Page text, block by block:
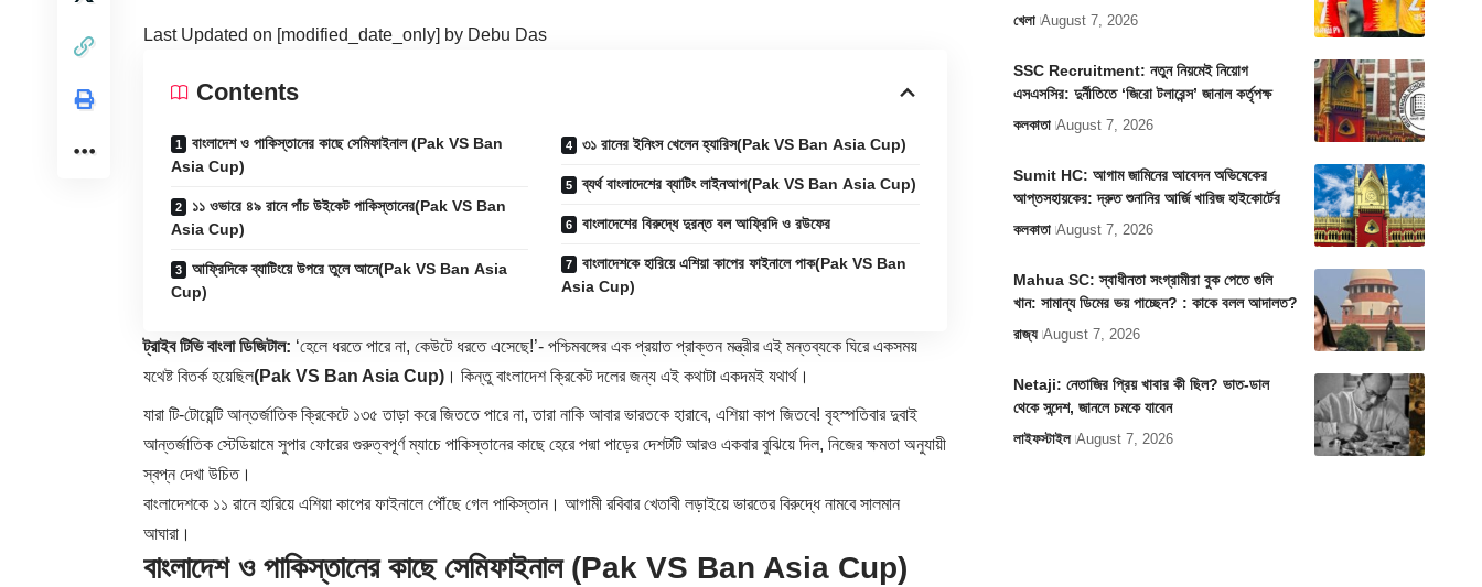
Last Updated on [modified_date_only] by Debu Das
Contents
বাংলাদেশ ও পাকিস্তানের কাছে সেমিফাইনাল (Pak VS Ban
Asia Cup)
১১ ওভারে ৪৯ রানে পাঁচ উইকেট পাকিস্তানের(Pak VS Ban
Asia Cup)
আফ্রিদিকে ব্যাটিংয়ে উপরে তুলে আনে(Pak VS Ban Asia
Cup)
৩১ রানের ইনিংস খেলেন হ্যারিস(Pak VS Ban Asia Cup)
ব্যর্থ বাংলাদেশের ব্যাটিং লাইনআপ(Pak VS Ban Asia Cup)
বাংলাদেশের বিরুদ্ধে দুরন্ত বল আফ্রিদি ও রউফের
বাংলাদেশকে হারিয়ে এশিয়া কাপের ফাইনালে পাক(Pak VS Ban
Asia Cup)
ট্রাইব টিভি বাংলা ডিজিটাল: ‘হেলে ধরতে পারে না, কেউটে ধরতে এসেছে!’- পশ্চিমবঙ্গের এক প্রয়াত প্রাক্তন মন্ত্রীর এই মন্তব্যকে ঘিরে একসময়
যথেষ্ট বিতর্ক হয়েছিল(Pak VS Ban Asia Cup) । কিন্তু বাংলাদেশ ক্রিকেট দলের জন্য এই কথাটা একদমই যথার্থ।
যারা টি-টোয়েন্টি আন্তর্জাতিক ক্রিকেটে ১৩৫ তাড়া করে জিততে পারে না, তারা নাকি আবার ভারতকে হারাবে, এশিয়া কাপ জিতবে! বৃহস্পতিবার দুবাই
আন্তর্জাতিক স্টেডিয়ামে সুপার ফোরের গুরুত্বপূর্ণ ম্যাচে পাকিস্তানের কাছে হেরে পদ্মা পাড়ের দেশটটি আরও একবার বুঝিয়ে দিল, নিজের ক্ষমতা অনুযায়ী
স্বপ্ন দেখা উচিত।
বাংলাদেশকে ১১ রানে হারিয়ে এশিয়া কাপের ফাইনালে পৌঁছে গেল পাকিস্তান। আগামী রবিবার খেতাবী লড়াইয়ে ভারতের বিরুদ্ধে নামবে সালমান
আঘারা।
বাংলাদেশ ও পাকিস্তানের কাছে সেমিফাইনাল (Pak VS Ban Asia Cup)
খেলা August 7, 2026
SSC Recruitment: নতুন নিয়মেই নিয়োগ
এসএসসির: দুর্নীতিতে ‘জিরো টলারেন্স’ জানাল কর্তৃপক্ষ
কলকাতা August 7, 2026
Sumit HC: আগাম জামিনের আবেদন অভিষেকের
আপ্তসহায়কের: দ্রুত শুনানির আর্জি খারিজ হাইকোর্টের
কলকাতা August 7, 2026
Mahua SC: স্বাধীনতা সংগ্রামীরা বুক পেতে গুলি
খান: সামান্য ডিমের ভয় পাচ্ছেন? : কাকে বলল আদালত?
রাজ্য August 7, 2026
Netaji: নেতাজির প্রিয় খাবার কী ছিল? ভাত-ডাল
থেকে সন্দেশ, জানলে চমকে যাবেন
লাইফস্টাইল August 7, 2026